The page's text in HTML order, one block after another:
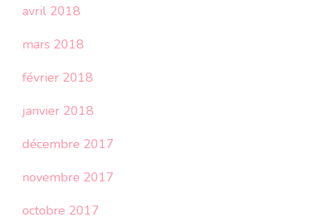
avril 2018
mars 2018
février 2018
janvier 2018
décembre 2017
novembre 2017
octobre 2017